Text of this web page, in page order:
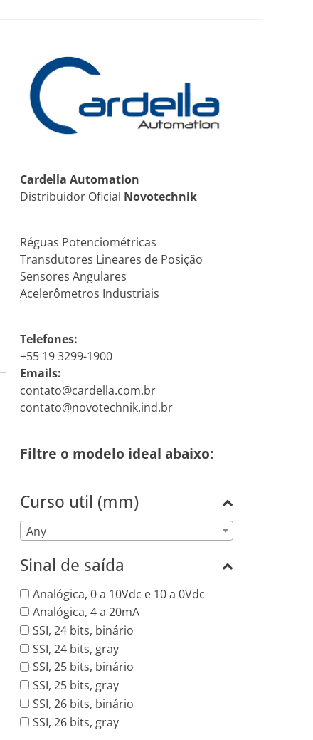
Cardella Automation
Distribuidor Oficial Novotechnik
Réguas Potenciométricas
Transdutores Lineares de Posição
Sensores Angulares
Acelerômetros Industriais
Telefones:
+55 19 3299-1900
Emails:
contato@cardella.com.br
contato@novotechnik.ind.br
Filtre o modelo ideal abaixo:
Curso util (mm)
Any
Sinal de saída
Analógica, 0 a 10Vdc e 10 a 0Vdc
Analógica, 4 a 20mA
SSI, 24 bits, binário
SSI, 24 bits, gray
SSI, 25 bits, binário
SSI, 25 bits, gray
SSI, 26 bits, binário
SSI, 26 bits, gray